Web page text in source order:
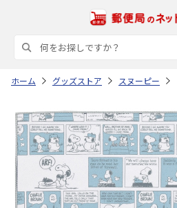
ホーム グッズストア スヌーピー